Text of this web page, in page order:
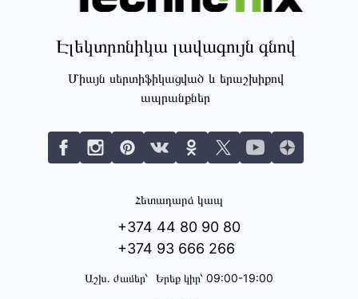
Էլեկտրոնիկա լավագույն գնով
Միայն սերտիֆիկացված և երաշխիքով
ապրանքներ
Հետադարձ կապ
+374 44 80 90 80
+374 93 666 266
Աշխ․ ժամեր՝ Երեք կիր՝ 09:00-19:00